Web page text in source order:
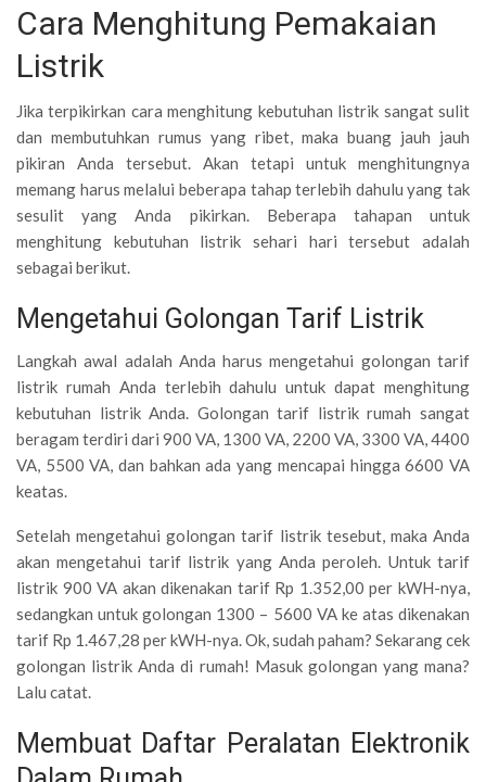
Cara Menghitung Pemakaian
Listrik
Jika terpikirkan cara menghitung kebutuhan listrik sangat sulit
dan membutuhkan rumus yang ribet, maka buang jauh jauh
pikiran Anda tersebut. Akan tetapi untuk menghitungnya
memang harus melalui beberapa tahap terlebih dahulu yang tak
sesulit yang Anda pikirkan. Beberapa tahapan untuk
menghitung kebutuhan listrik sehari hari tersebut adalah
sebagai berikut.
Mengetahui Golongan Tarif Listrik
Langkah awal adalah Anda harus mengetahui golongan tarif
listrik rumah Anda terlebih dahulu untuk dapat menghitung
kebutuhan listrik Anda. Golongan tarif listrik rumah sangat
beragam terdiri dari 900 VA, 1300 VA, 2200 VA, 3300 VA, 4400
VA, 5500 VA, dan bahkan ada yang mencapai hingga 6600 VA
keatas.
Setelah mengetahui golongan tarif listrik tesebut, maka Anda
akan mengetahui tarif listrik yang Anda peroleh. Untuk tarif
listrik 900 VA akan dikenakan tarif Rp 1.352,00 per kWH-nya,
sedangkan untuk golongan 1300 – 5600 VA ke atas dikenakan
tarif Rp 1.467,28 per kWH-nya. Ok, sudah paham? Sekarang cek
golongan listrik Anda di rumah! Masuk golongan yang mana?
Lalu catat.
Membuat Daftar Peralatan Elektronik